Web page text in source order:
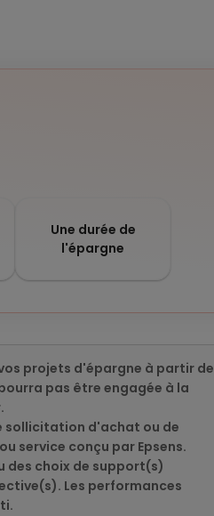
Une durée de
l'épargne
projets d'épargne à partir de
pas être engagée à la
sollicitation d'achat ou de
service conçu par Epsens.
des choix de support(s)
Les performances